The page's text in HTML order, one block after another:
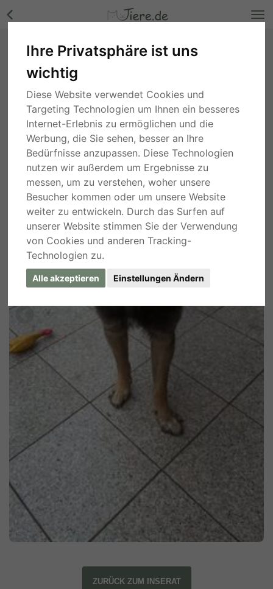
Ihre Privatsphäre ist uns
wichtig
Diese Website verwendet Cookies und
Targeting Technologien um Ihnen ein besseres
Internet-Erlebnis zu ermöglichen und die
Werbung, die Sie sehen, besser an Ihre
Bedürfnisse anzupassen. Diese Technologien
nutzen wir außerdem um Ergebnisse zu
messen, um zu verstehen, woher unsere
Besucher kommen oder um unsere Website
weiter zu entwickeln. Durch das Surfen auf
unserer Website stimmen Sie der Verwendung
von Cookies und anderen Tracking-
Technologien zu.
Alle akzeptieren Einstellungen Ändern
Meilo, Schäferhund - Rüde Bilder
Nordrhein-Westfalen
ZURÜCK ZUM INSERAT